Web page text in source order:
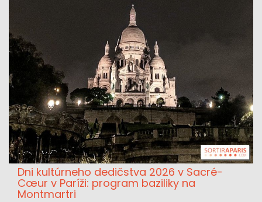
Dni kultúrneho dedičstva 2026 v Sacré-
Cœur v Paríži: program baziliky na
Montmartri